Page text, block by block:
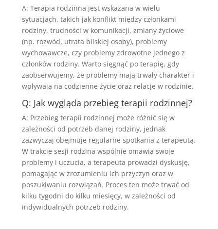
A: Terapia rodzinna jest wskazana w wielu
sytuacjach, takich jak konflikt między członkami
rodziny, trudności w komunikacji, zmiany życiowe
(np. rozwód, utrata bliskiej osoby), problemy
wychowawcze, czy problemy zdrowotne jednego z
członków rodziny. Warto sięgnąć po terapię, gdy
zaobserwujemy, że problemy mają trwały charakter i
wpływają na codzienne życie oraz relacje w rodzinie.
Q: Jak wygląda przebieg terapii rodzinnej?
A: Przebieg terapii rodzinnej może różnić się w
zależności od potrzeb danej rodziny, jednak
zazwyczaj obejmuje regularne spotkania z terapeutą.
W trakcie sesji rodzina wspólnie omawia swoje
problemy i uczucia, a terapeuta prowadzi dyskusję,
pomagając w zrozumieniu ich przyczyn oraz w
poszukiwaniu rozwiązań. Proces ten może trwać od
kilku tygodni do kilku miesięcy, w zależności od
indywidualnych potrzeb rodziny.